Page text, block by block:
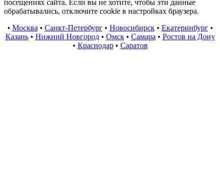
посещениях сайта. Если вы не хотите, чтобы эти данные
обрабатывались, отключите cookie в настройках браузера.
• Москва • Санкт-Петербург• Новосибирск• Екатеринбург•
Казань• Нижний Новгород• Омск• Самара • Ростов на Дону
• Краснодар• Саратов